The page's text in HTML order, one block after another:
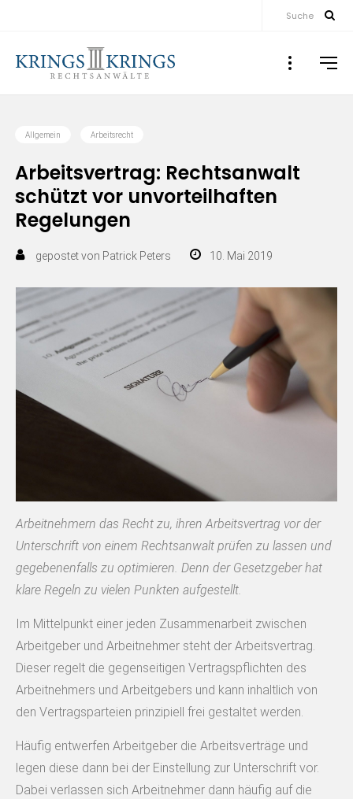
Suche
Allgemein Arbeitsrecht
Arbeitsvertrag: Rechtsanwalt
schützt vor unvorteilhaften
Regelungen
gepostet von Patrick Peters 10. Mai 2019
Arbeitnehmern das Recht zu, ihren Arbeitsvertrag vor der
Unterschrift von einem Rechtsanwalt prüfen zu lassen und
gegebenenfalls zu optimieren. Denn der Gesetzgeber hat
klare Regeln zu vielen Punkten aufgestellt.
Im Mittelpunkt einer jeden Zusammenarbeit zwischen
Arbeitgeber und Arbeitnehmer steht der Arbeitsvertrag.
Dieser regelt die gegenseitigen Vertragspflichten des
Arbeitnehmers und Arbeitgebers und kann inhaltlich von
den Vertragsparteien prinzipiell frei gestaltet werden.
Häufig entwerfen Arbeitgeber die Arbeitsverträge und
legen diese dann bei der Einstellung zur Unterschrift vor.
Dabei verlassen sich Arbeitnehmer dann häufig auf die